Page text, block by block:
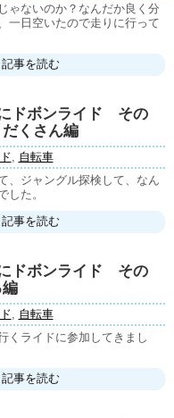
ゃないのか？なんだか良く分
一日空いたので走りに行って
記事を読む
ドボンライド その
くさん編
自転車
、ジャングル探検して、なん
した。
記事を読む
ドボンライド その
自転車
くライドに参加してきまし
記事を読む